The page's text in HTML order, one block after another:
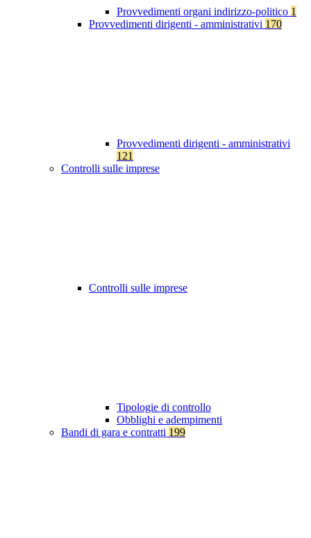
Provvedimenti organi indirizzo-politico 1
Provvedimenti dirigenti - amministrativi 170
Provvedimenti dirigenti - amministrativi
121
Controlli sulle imprese
Controlli sulle imprese
Tipologie di controllo
Obblighi e adempimenti
Bandi di gara e contratti 199